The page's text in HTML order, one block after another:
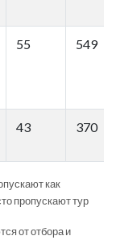
55 549
43 370
как
пропускают тур
от отбора и